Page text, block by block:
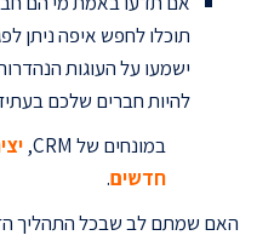
תוכלו לחפש איפה ניתן
ישמעו על העוגות
להיות חברים שלכם
במונחים של CRM,
חדשים.
האם שמתם לב שבכל התהליך